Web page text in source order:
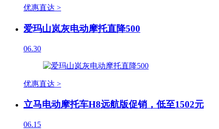
优惠直达 >
爱玛山岚灰电动摩托直降500
06.30
优惠直达 >
立马电动摩托车H8远航版促销，低至1502元
06.15